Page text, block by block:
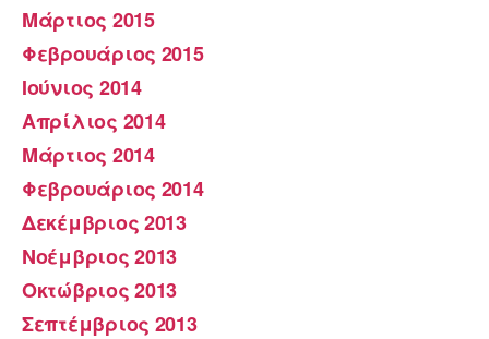
Μάρτιος 2015
Φεβρουάριος 2015
Ιούνιος 2014
Απρίλιος 2014
Μάρτιος 2014
Φεβρουάριος 2014
Δεκέμβριος 2013
Νοέμβριος 2013
Οκτώβριος 2013
Σεπτέμβριος 2013